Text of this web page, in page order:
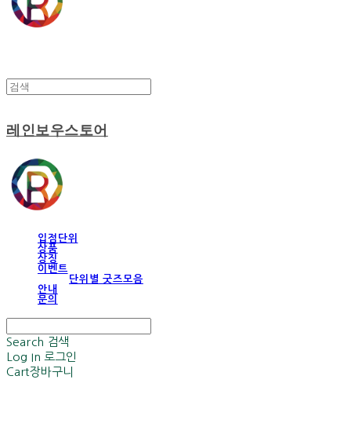
레인보우스토어
입점단위
상품
상징
이벤트
단위별 굿즈모음
안내
문의
Search 검색
Log In 로그인
Cart장바구니